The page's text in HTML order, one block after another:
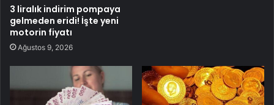
3 liralık indirim pompaya
gelmeden eridi! İşte yeni
motorin fiyatı
Ağustos 9, 2026